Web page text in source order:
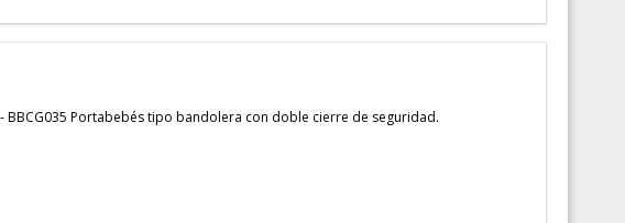
BBCG035 Portabebés tipo bandolera con doble cierre de seguridad.